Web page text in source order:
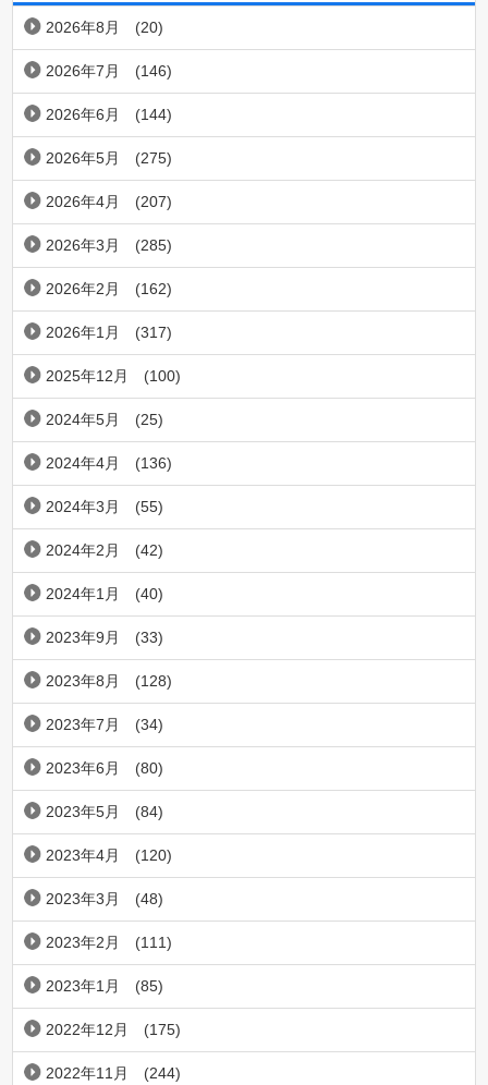
2026年8月 (20)
2026年7月 (146)
2026年6月 (144)
2026年5月 (275)
2026年4月 (207)
2026年3月 (285)
2026年2月 (162)
2026年1月 (317)
2025年12月 (100)
2024年5月 (25)
2024年4月 (136)
2024年3月 (55)
2024年2月 (42)
2024年1月 (40)
2023年9月 (33)
2023年8月 (128)
2023年7月 (34)
2023年6月 (80)
2023年5月 (84)
2023年4月 (120)
2023年3月 (48)
2023年2月 (111)
2023年1月 (85)
2022年12月 (175)
2022年11月 (244)